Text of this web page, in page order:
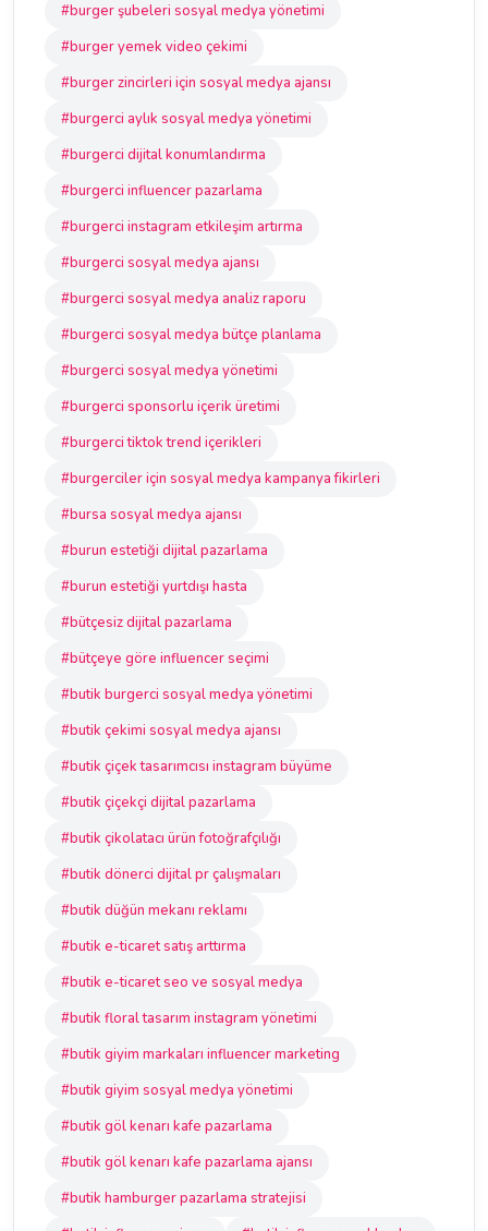
#burger şubeleri sosyal medya yönetimi
#burger yemek video çekimi
#burger zincirleri için sosyal medya ajansı
#burgerci aylık sosyal medya yönetimi
#burgerci dijital konumlandırma
#burgerci influencer pazarlama
#burgerci instagram etkileşim artırma
#burgerci sosyal medya ajansı
#burgerci sosyal medya analiz raporu
#burgerci sosyal medya bütçe planlama
#burgerci sosyal medya yönetimi
#burgerci sponsorlu içerik üretimi
#burgerci tiktok trend içerikleri
#burgerciler için sosyal medya kampanya fikirleri
#bursa sosyal medya ajansı
#burun estetiği dijital pazarlama
#burun estetiği yurtdışı hasta
#bütçesiz dijital pazarlama
#bütçeye göre influencer seçimi
#butik burgerci sosyal medya yönetimi
#butik çekimi sosyal medya ajansı
#butik çiçek tasarımcısı instagram büyüme
#butik çiçekçi dijital pazarlama
#butik çikolatacı ürün fotoğrafçılığı
#butik dönerci dijital pr çalışmaları
#butik düğün mekanı reklamı
#butik e-ticaret satış arttırma
#butik e-ticaret seo ve sosyal medya
#butik floral tasarım instagram yönetimi
#butik giyim markaları influencer marketing
#butik giyim sosyal medya yönetimi
#butik göl kenarı kafe pazarlama
#butik göl kenarı kafe pazarlama ajansı
#butik hamburger pazarlama stratejisi